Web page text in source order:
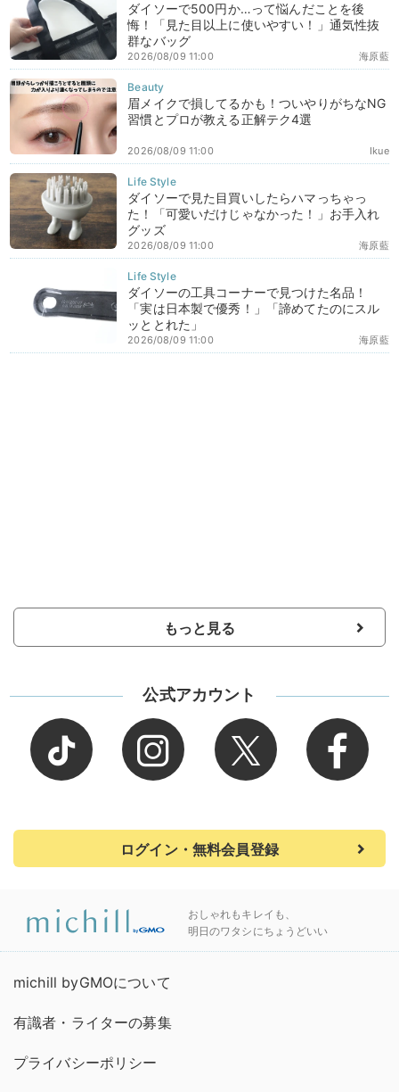
ダイソーで500円か…って悩んだことを後
悔！「見た目以上に使いやすい！」通気性抜
群なバッグ
海原藍
2026/08/09 11:00
眉メイクで損してるかも！ついやりがちなNG
習慣とプロが教える正解テク4選
Ikue
2026/08/09 11:00
ダイソーで見た目買いしたらハマっちゃっ
た！「可愛いだけじゃなかった！」お手入れ
グッズ
海原藍
2026/08/09 11:00
ダイソーの工具コーナーで見つけた名品！
「実は日本製で優秀！」「諦めてたのにスル
ッととれた」
海原藍
2026/08/09 11:00
もっと見る
公式アカウント
ログイン・無料会員登録
おしゃれもキレイも、
明日のワタシにちょうどいい
michill byGMOについて
有識者・ライターの募集
プライバシーポリシー